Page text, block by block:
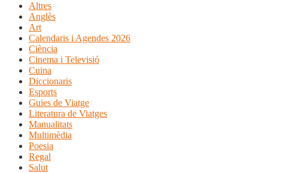
Altres
Anglès
Art
Calendaris i Agendes 2026
Ciència
Cinema i Televisió
Cuina
Diccionaris
Esports
Guies de Viatge
Literatura de Viatges
Manualitats
Multimèdia
Poesia
Regal
Salut